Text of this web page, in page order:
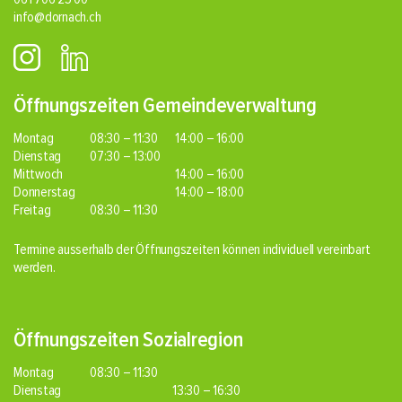
info@dornach.ch
Öffnungszeiten Gemeindeverwaltung
Montag 08:30 – 11:30
14:00 – 16:00
Dienstag
07:30 – 13:00
Mittwoch
14:00 – 16:00
Donnerstag
14:00 – 18:00
Freitag
08:30 – 11:30
Termine ausserhalb der Öffnungszeiten können individuell vereinbart
werden.
Öffnungszeiten Sozialregion
Montag
08:30 – 11:30
Dienstag
13:30 – 16:30